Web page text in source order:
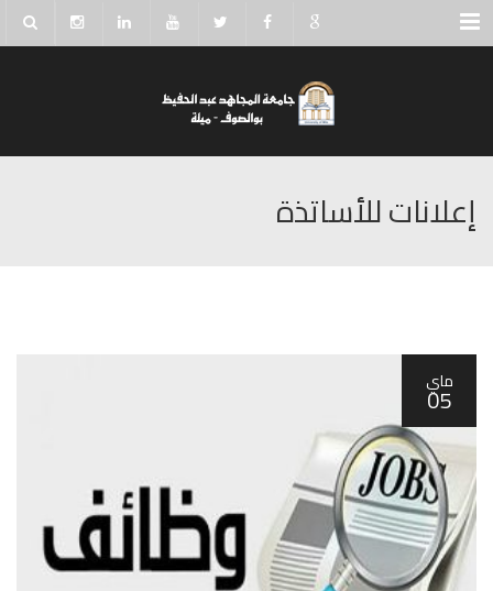
Menu
إعلانات للأساتذة
ماي
05